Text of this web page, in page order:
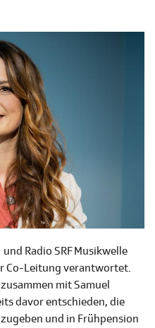
und Radio SRF Musikwelle
Co-Leitung verantwortet.
mit Samuel
davor entschieden, die
und in Frühpension